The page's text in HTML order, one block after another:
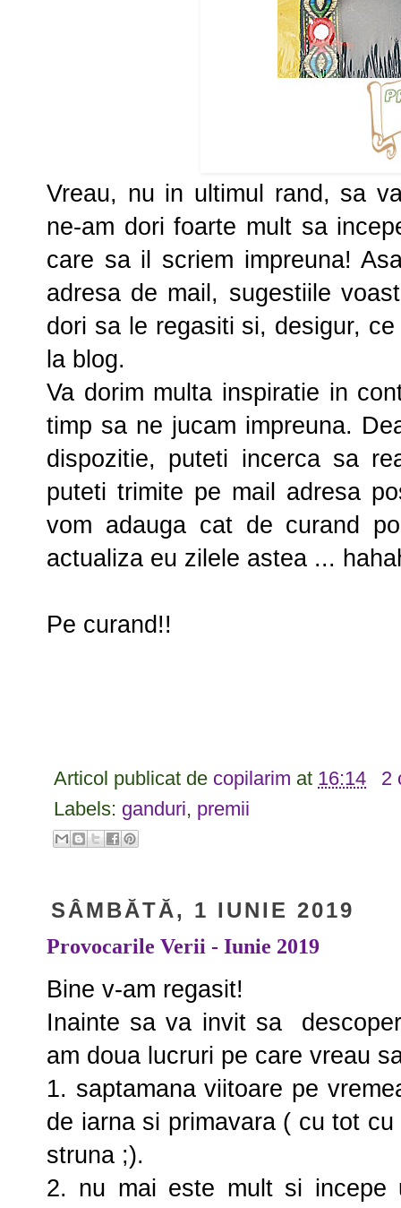
Vreau, nu in ultimul rand, sa
ne-am dori foarte mult sa
care sa il scriem impreuna!
adresa de mail, sugestiile
dori sa le regasiti si, desigur,
la blog.
Va dorim multa inspiratie in
timp sa ne jucam impreuna.
dispozitie, puteti incerca sa
puteti trimite pe mail adresa
vom adauga cat de curand
actualiza eu zilele astea ...
Pe curand!!
Articol publicat de copilarim at 16:14
2
Labels: ganduri, premii
SÂMBĂTĂ, 1 IUNIE 2019
Provocarile Verii - Iunie 2019
Bine v-am regasit!
Inainte sa va invit sa
am doua lucruri pe care vreau
1. saptamana viitoare pe
de iarna si primavara ( cu tot
struna ;).
2. nu mai este mult si incepe